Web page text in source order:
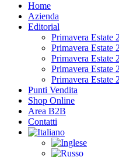
Home
Azienda
Editorial
Primavera Estate
Primavera Estate
Primavera Estate
Primavera Estate
Primavera Estate
Punti Vendita
Shop Online
Area B2B
Contatti